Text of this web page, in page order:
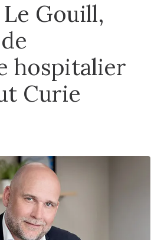
Gouill,
hospitalier
Curie